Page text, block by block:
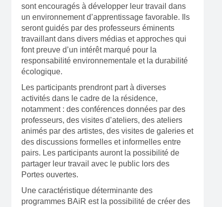
sont encouragés à développer leur travail dans
un environnement d’apprentissage favorable. Ils
seront guidés par des professeurs éminents
travaillant dans divers médias et approches qui
font preuve d’un intérêt marqué pour la
responsabilité environnementale et la durabilité
écologique.
Les participants prendront part à diverses
activités dans le cadre de la résidence,
notamment : des conférences données par des
professeurs, des visites d’ateliers, des ateliers
animés par des artistes, des visites de galeries et
des discussions formelles et informelles entre
pairs. Les participants auront la possibilité de
partager leur travail avec le public lors des
Portes ouvertes.
Une caractéristique déterminante des
programmes BAiR est la possibilité de créer des